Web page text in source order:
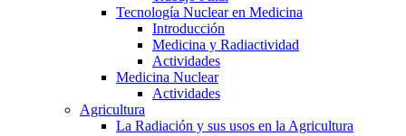
Tecnología Nuclear en Medicina
Introducción
Medicina y Radiactividad
Actividades
Medicina Nuclear
Actividades
Agricultura
La Radiación y sus usos en la Agricultura